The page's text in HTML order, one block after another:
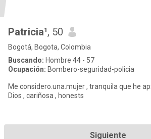
Patricia¹, 50
Bogotá, Bogota, Colombia
Buscando: Hombre 44 - 57
Ocupación: Bombero-seguridad-policia
Me considero.una.mujer , tranquila que he
Dios , cariñosa , honests
Siguiente